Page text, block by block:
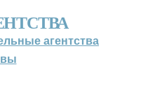
агентства